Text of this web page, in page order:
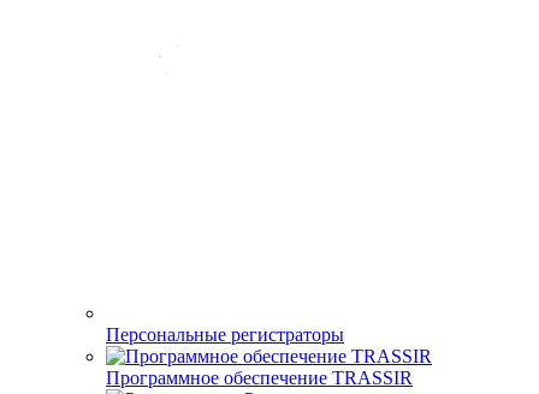
Персональные регистраторы
Программное обеспечение TRASSIR